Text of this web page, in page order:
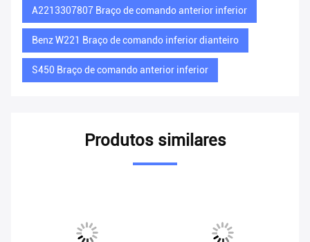
A2213307807 Braço de comando anterior inferior
Benz W221 Braço de comando inferior dianteiro
S450 Braço de comando anterior inferior
Produtos similares